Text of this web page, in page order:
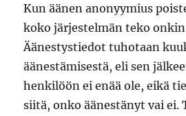
Kun äänen anonyymius
koko järjestelmän teko
Äänestystiedot tuhotaan
äänestämisestä, eli sen
henkilöön ei enää ole, eikä
siitä, onko äänestänyt vai ei.